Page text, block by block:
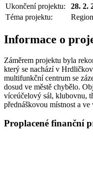
Ukončení projektu:
28. 2.
Téma projektu:
Informace o
Záměrem projektu byla
který se nachází v
multifunkční centrum se
dosud ve městě chybělo.
víceúčelový sál, klubovnu,
přednáškovou místnost a
Proplacené finanční